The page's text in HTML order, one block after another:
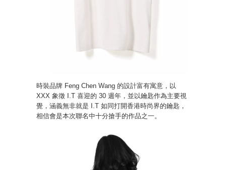
時裝品牌 Feng Chen Wang 的設計富有寓意，以
XXX 象徵 I.T 喜迎的 30 週年，並以鑰匙作為主要視
覺，涵義無非就是 I.T 如同打開香港時尚界的鑰匙，
相信會是本次聯名中十分搶手的作品之一。